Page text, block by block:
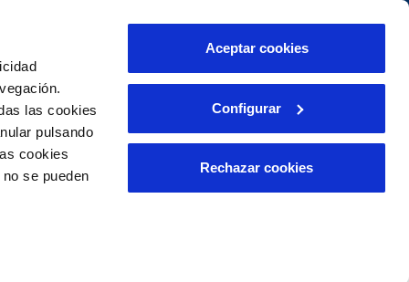
las cookies
pulsando
cookies
se pueden
Aceptar cookies
Configurar
Rechazar cookies
INCIDENCIAS
Comunica anomalías o posibles
PORTAL DE TRANSPARENCIA
Área de clientes Se abre en otra